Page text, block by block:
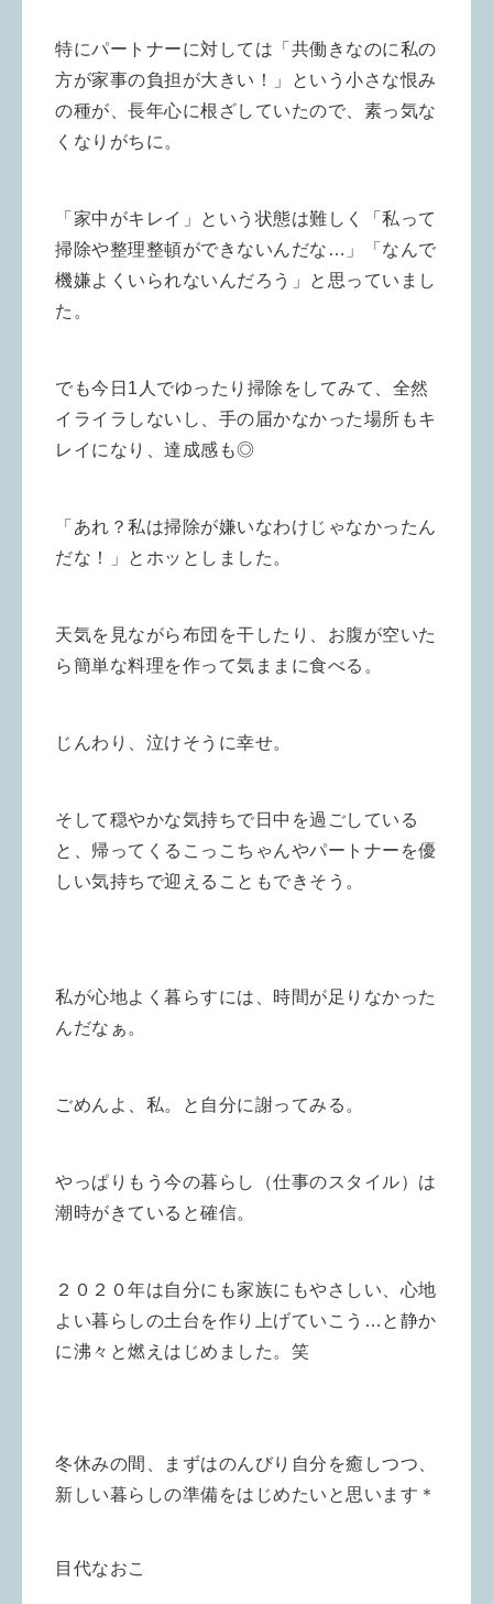
特にパートナーに対しては「共働きなのに私の
方が家事の負担が大きい！」という小さな恨み
の種が、長年心に根ざしていたので、素っ気な
くなりがちに。
「家中がキレイ」という状態は難しく「私って
掃除や整理整頓ができないんだな…」「なんで
機嫌よくいられないんだろう」と思っていまし
た。
でも今日1人でゆったり掃除をしてみて、全然
イライラしないし、手の届かなかった場所もキ
レイになり、達成感も◎
「あれ？私は掃除が嫌いなわけじゃなかったん
だな！」とホッとしました。
天気を見ながら布団を干したり、お腹が空いた
ら簡単な料理を作って気ままに食べる。
じんわり、泣けそうに幸せ。
そして穏やかな気持ちで日中を過ごしている
と、帰ってくるこっこちゃんやパートナーを優
しい気持ちで迎えることもできそう。
私が心地よく暮らすには、時間が足りなかった
んだなぁ。
ごめんよ、私。と自分に謝ってみる。
やっぱりもう今の暮らし（仕事のスタイル）は
潮時がきていると確信。
２０２０年は自分にも家族にもやさしい、心地
よい暮らしの土台を作り上げていこう…と静か
に沸々と燃えはじめました。笑
冬休みの間、まずはのんびり自分を癒しつつ、
新しい暮らしの準備をはじめたいと思います＊
目代なおこ